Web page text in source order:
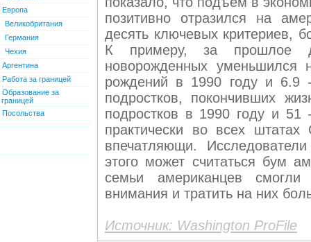
Европа
Великобритания
Германия
Чехия
Аргентина
Работа за границей
Образование за
границей
Посольства
позитивно отразился на
десять ключевых критериев,
К примеру, за прошлое
новорожденных уменьшился
рождений в 1990 году и 6.9
подростков, покончивших
подростков в 1990 году и
практически во всех
впечатляющи.
этого может считаться бум
семьи американцев
внимания и тратить на них
Источник: Washington ProFile